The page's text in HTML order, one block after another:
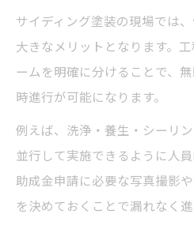
サイディング塗装の現場では
大きなメリットとなります。
ームを明確に分けることで、
時進行が可能になります。
例えば、洗浄・養生・シーリ
並行して実施できるように人
助成金申請に必要な写真撮影
を決めておくことで漏れなく